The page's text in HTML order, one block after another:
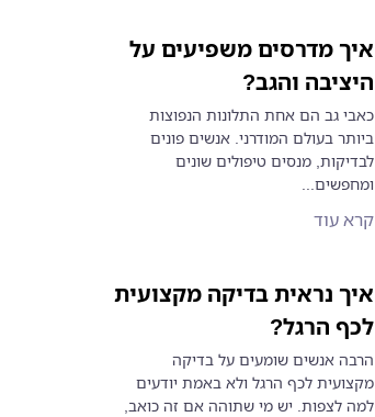
איך מדרסים משפיעים על
היציבה והגב?
כאבי גב הם אחת התלונות הנפוצות
ביותר בעולם המודרני. אנשים פונים
לבדיקות, מנסים טיפולים שונים
ומחפשים...
קרא עוד
איך נראית בדיקה מקצועית
לכף הרגל?
הרבה אנשים שומעים על בדיקה
מקצועית לכף הרגל ולא באמת יודעים
למה לצפות. יש מי שתוהה אם זה כואב,